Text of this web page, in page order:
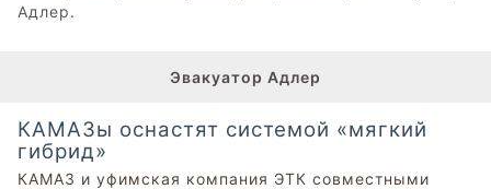
Адлер.
Эвакуатор Адлер
КАМАЗы оснастят системой «мягкий
гибрид»
КАМАЗ и уфимская компания ЭТК совместными